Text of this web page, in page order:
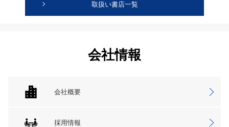
取扱い書店一覧
会社情報
会社概要
採用情報